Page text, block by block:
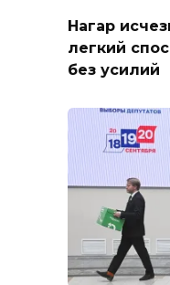
Нагар
легкий
без усилий